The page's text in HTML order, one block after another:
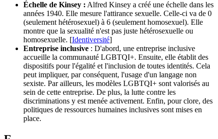
Échelle de Kinsey : Alfred Kinsey a créé une échelle dans les
années 1940. Elle mesure l'attirance sexuelle. Celle-ci va de 0
(seulement hétérosexuel) à 6 (seulement homosexuel). Elle
montre que la sexualité n'est pas juste hétérosexuelle ou
homosexuelle. [Identiversité]
Entreprise inclusive : D'abord, une entreprise inclusive
accueille la communauté LGBTQI+. Ensuite, elle établit des
dispositifs pour l'égalité et l'inclusion de toutes identités. Cela
peut impliquer, par conséquent, l'usage d'un langage non
sexiste. Par ailleurs, les modèles LGBTQI+ sont valorisés au
sein de cette entreprise. De plus, la lutte contre les
discriminations y est menée activement. Enfin, pour clore, des
politiques de ressources humaines inclusives sont mises en
place.